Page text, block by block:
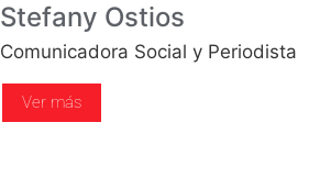
Stefany Ostios
Comunicadora Social y Periodista
Ver más